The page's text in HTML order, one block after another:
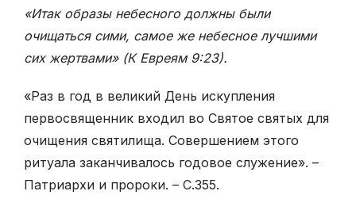
«Итак образы небесного должны были
очищаться сими, самое же небесное лучшими
сих жертвами» (К Евреям 9:23).
«Раз в год в великий День искупления
первосвященник входил во Святое святых для
очищения святилища. Совершением этого
ритуала заканчивалось годовое служение». –
Патриархи и пророки. – С.355.